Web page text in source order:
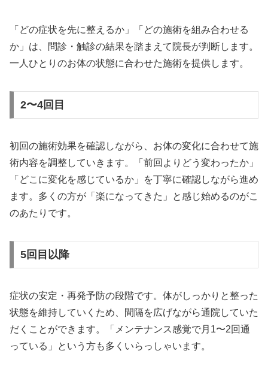
「どの症状を先に整えるか」「どの施術を組み合わせる
か」は、問診・触診の結果を踏まえて院長が判断します。
一人ひとりのお体の状態に合わせた施術を提供します。
2〜4回目
初回の施術効果を確認しながら、お体の変化に合わせて施
術内容を調整していきます。「前回よりどう変わったか」
「どこに変化を感じているか」を丁寧に確認しながら進め
ます。多くの方が「楽になってきた」と感じ始めるのがこ
のあたりです。
5回目以降
症状の安定・再発予防の段階です。体がしっかりと整った
状態を維持していくため、間隔を広げながら通院していた
だくことができます。「メンテナンス感覚で月1〜2回通
っている」という方も多くいらっしゃいます。